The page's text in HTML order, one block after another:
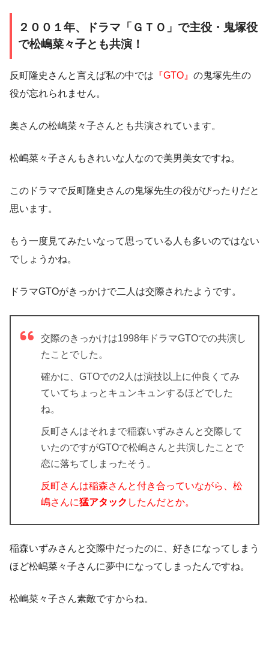
２００１年、ドラマ「ＧＴＯ」で主役・鬼塚役
で松嶋菜々子とも共演！
反町隆史さんと言えば私の中では 『GTO』 の鬼塚先生の
役が忘れられません。
奥さんの松嶋菜々子さんとも共演されています。
松嶋菜々子さんもきれいな人なので美男美女ですね。
このドラマで反町隆史さんの鬼塚先生の役がぴったりだと
思います。
もう一度見てみたいなって思っている人も多いのではない
でしょうかね。
ドラマGTOがきっかけで二人は交際されたようです。
交際のきっかけは1998年ドラマGTOでの共演し
たことでした。
確かに、GTOでの2人は演技以上に仲良くてみ
ていてちょっとキュンキュンするほどでした
ね。
反町さんはそれまで稲森いずみさんと交際して
いたのですがGTOで松嶋さんと共演したことで
恋に落ちてしまったそう。
反町さんは稲森さんと付き合っていながら、松
嶋さんに猛アタック したんだとか。
稲森いずみさんと交際中だったのに、好きになってしまう
ほど松嶋菜々子さんに夢中になってしまったんですね。
松嶋菜々子さん素敵ですからね。